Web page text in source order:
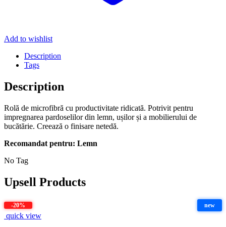
Add to wishlist
Description
Tags
Description
Rolă de microfibră cu productivitate ridicată. Potrivit pentru
impregnarea pardoselilor din lemn, ușilor și a mobilierului de
bucătărie. Creează o finisare netedă.
Recomandat pentru: Lemn
No Tag
Upsell Products
new
-20%
quick view